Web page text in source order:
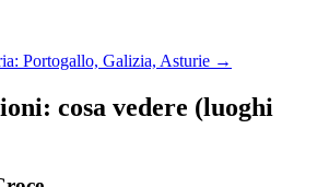
Portogallo, Galizia, Asturie →
cosa vedere (luoghi